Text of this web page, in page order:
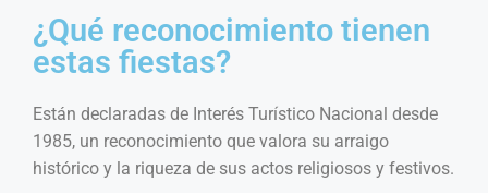
¿Qué reconocimiento tienen
estas fiestas?
Están declaradas de Interés Turístico Nacional desde
1985, un reconocimiento que valora su arraigo
histórico y la riqueza de sus actos religiosos y festivos.